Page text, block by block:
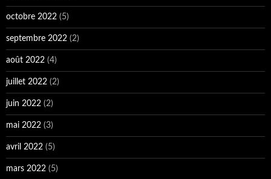
octobre 2022 (5)
septembre 2022 (2)
août 2022 (4)
juillet 2022 (2)
juin 2022 (2)
mai 2022 (3)
avril 2022 (5)
mars 2022 (5)